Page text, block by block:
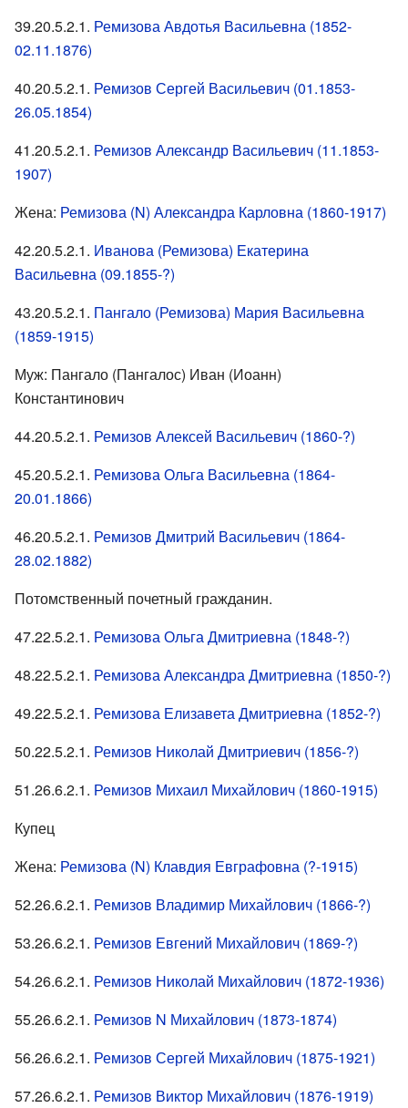
39.20.5.2.1. Ремизова Авдотья Васильевна (1852-
02.11.1876)
40.20.5.2.1. Ремизов Сергей Васильевич (01.1853-
26.05.1854)
41.20.5.2.1. Ремизов Александр Васильевич (11.1853-
1907)
Жена: Ремизова (N) Александра Карловна (1860-1917)
42.20.5.2.1. Иванова (Ремизова) Екатерина
Васильевна (09.1855-?)
43.20.5.2.1. Пангало (Ремизова) Мария Васильевна
(1859-1915)
Муж: Пангало (Пангалос) Иван (Иоанн)
Константинович
44.20.5.2.1. Ремизов Алексей Васильевич (1860-?)
45.20.5.2.1. Ремизова Ольга Васильевна (1864-
20.01.1866)
46.20.5.2.1. Ремизов Дмитрий Васильевич (1864-
28.02.1882)
Потомственный почетный гражданин.
47.22.5.2.1. Ремизова Ольга Дмитриевна (1848-?)
48.22.5.2.1. Ремизова Александра Дмитриевна (1850-?)
49.22.5.2.1. Ремизова Елизавета Дмитриевна (1852-?)
50.22.5.2.1. Ремизов Николай Дмитриевич (1856-?)
51.26.6.2.1. Ремизов Михаил Михайлович (1860-1915)
Купец
Жена: Ремизова (N) Клавдия Евграфовна (?-1915)
52.26.6.2.1. Ремизов Владимир Михайлович (1866-?)
53.26.6.2.1. Ремизов Евгений Михайлович (1869-?)
54.26.6.2.1. Ремизов Николай Михайлович (1872-1936)
55.26.6.2.1. Ремизов N Михайлович (1873-1874)
56.26.6.2.1. Ремизов Сергей Михайлович (1875-1921)
57.26.6.2.1. Ремизов Виктор Михайлович (1876-1919)